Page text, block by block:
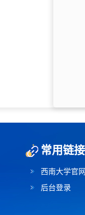
常用链接
西南大学官
后台登录